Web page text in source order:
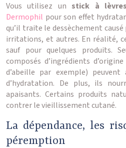
Vous utilisez un stick à lèvres
Dermophil pour son effet
qu’il traite le dessèchement
irritations, et autres. En réalité,
sauf pour quelques produits.
composés d’ingrédients
d’abeille par exemple)
d’hydratation. De plus, ils
apaisants. Certains produits
contrer le vieillissement cutané.
La dépendance, les
péremption